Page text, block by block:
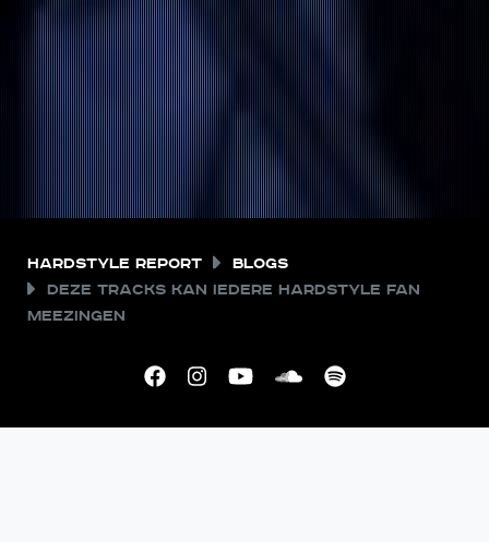
Hardstyle Report
Blogs
Deze tracks kan iedere hardstyle fan
meezingen